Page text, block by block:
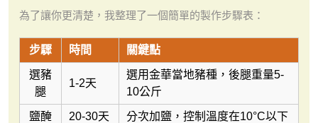
為了讓你更清楚，我整理了一個簡單的製作步驟表：
步驟 時間 關鍵點
選豬
腿
1-2天
選用金華當地豬種，後腿重量5-
10公斤
鹽醃 20-30天 分次加鹽，控制溫度在10°C以下